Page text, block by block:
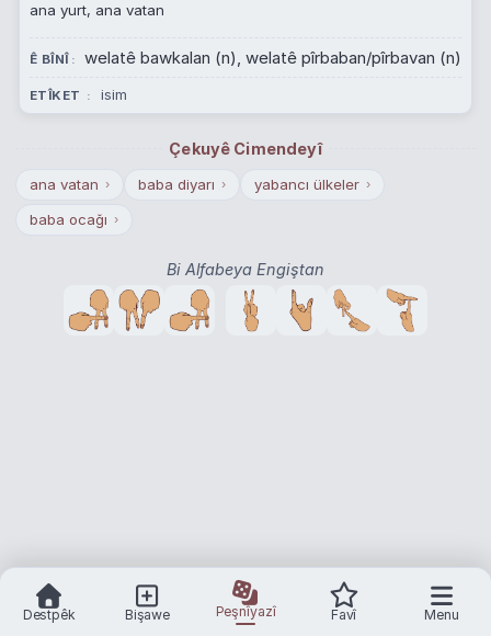
ana yurt, ana vatan
Ê BÎNÎ welatê bawkalan (n), welatê pîrbaban/pîrbavan (n)
ETÎKET isim
Çekuyê Cimendeyî
ana vatan › baba diyarı › yabancı ülkeler ›
baba ocağı ›
Bi Alfabeya Engiştan
Destpêk Bişawe Peşnîyazî Favî Menu